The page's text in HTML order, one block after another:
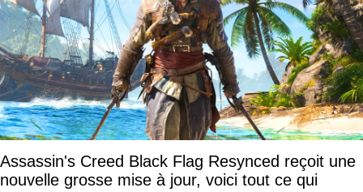
Assassin's Creed Black Flag Resynced reçoit une
nouvelle grosse mise à jour, voici tout ce qui